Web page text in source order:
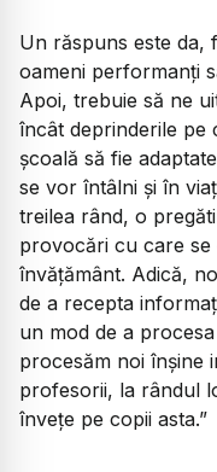
Un răspuns este da,
oameni performanți
Apoi, trebuie să ne
încât deprinderile pe
școală să fie
se vor întâlni și în
treilea rând, o
provocări cu care
învățământ. Adică,
de a recepta
un mod de a
procesăm noi înșine
profesorii, la rândul
învețe pe copii asta.”